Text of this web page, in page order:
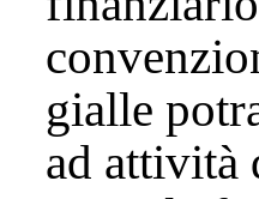
gialle
ad attività